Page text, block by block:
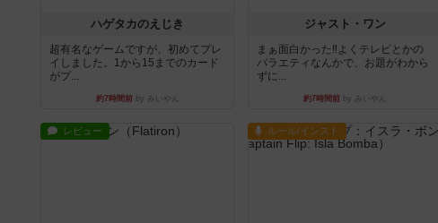
ハゲタカのえじき
超有名なゲームですが、初めてプレ
イしました。1から15までのカード
がプ...
約7時間前by みいやん
ジャスト・ワン
まぁ面白かった‼️よくテレビとかの
バラエティなんかで、お題がわから
ずに...
約7時間前by みいやん
レビュー ルール/インスト